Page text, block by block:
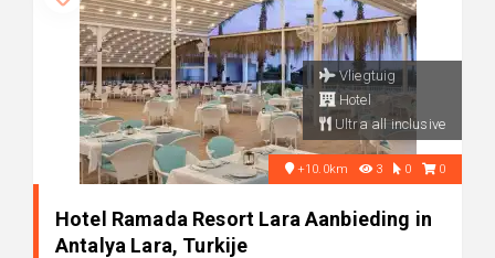
Vliegtuig
Hotel
Ultra all inclusive
+10.0km 3 0 0
Hotel Ramada Resort Lara Aanbieding in
Antalya Lara, Turkije